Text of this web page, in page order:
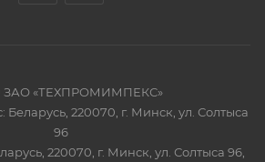
ЗАО «ТЕХПРОМИМПЕКС»
220070, г. Минск, ул. Солтыса
96
220070, г. Минск, ул. Солтыса 96,